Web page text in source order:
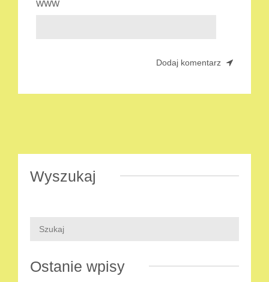
WWW
Wyszukaj
Ostanie wpisy